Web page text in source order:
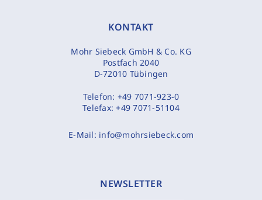
KONTAKT
Mohr Siebeck GmbH & Co. KG
Postfach 2040
D-72010 Tübingen
Telefon: +49 7071-923-0
Telefax:+49 7071-51104
E-Mail: info@mohrsiebeck.com
NEWSLETTER